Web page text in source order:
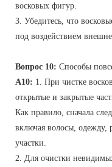
восковых фигур.
3. Убедитесь, что
под воздействием
Вопрос 10: Способы
A10: 1. При чистке
открытые и закрытые
Как правило, сначала
включая волосы, одежду,
участки.
2. Для очистки